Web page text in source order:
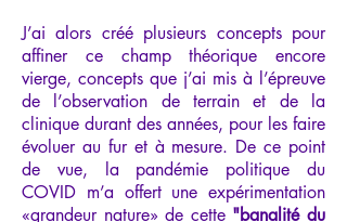
J’ai alors créé plusieurs concepts pour
affiner ce champ théorique encore
vierge, concepts que j’ai mis à l’épreuve
de l’observation de terrain et de la
clinique durant des années, pour les faire
évoluer au fur et à mesure. De ce point
de vue, la pandémie politique du
COVID m’a offert une expérimentation
«grandeur nature» de cette "banalité du